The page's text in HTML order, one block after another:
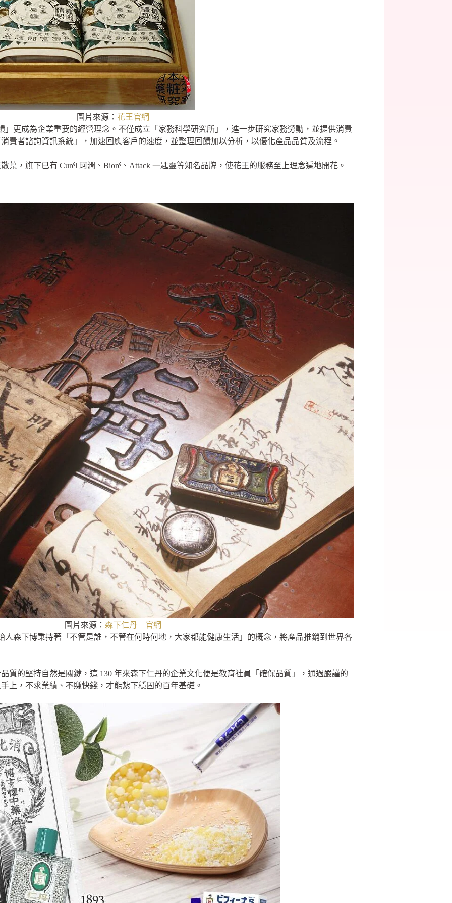
圖片來源： 花王官網
」更成為企業重要的經營理念。不僅成立「家務科學研究所」，進一步研究家務勞動，並提供消費
費者諮詢資訊系統」，加速回應客戶的速度，並整理回饋加以分析，以優化產品品質及流程。
葉，旗下已有 Curél 珂潤、Bioré、Attack 一匙靈等知名品牌，使花王的服務至上理念遍地開花。
圖片來源： 森下仁丹 官網
人森下博秉持著「不管是誰，不管在何時何地，大家都能健康生活」的概念，將產品推銷到世界各
質的堅持自然是關鍵，這 130 年來森下仁丹的企業文化便是教育社員「確保品質」，通過嚴謹的
上，不求業績、不賺快錢，才能紮下穩固的百年基礎。